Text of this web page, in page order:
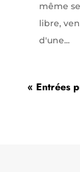
même
libre,
d'une...
« Entrées